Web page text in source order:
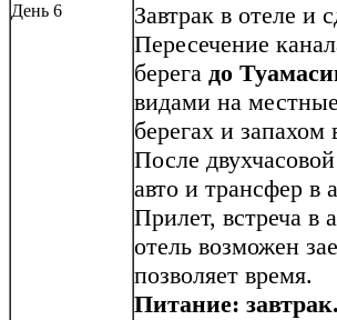
День 6
Завтрак в отеле и
Пересечение
берега до
видами на
берегах и запахом
После
авто и трансфер в
Прилет, встреча в
отель возможен
позволяет время.
Питание: завтрак.